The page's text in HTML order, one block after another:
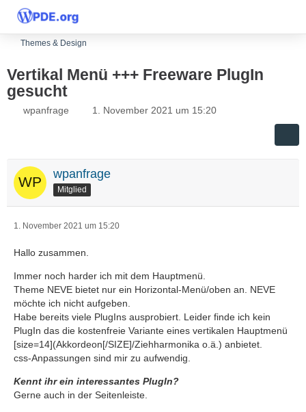
Themes & Design
Vertikal Menü +++ Freeware PlugIn
gesucht
wpanfrage 1. November 2021 um 15:20
wpanfrage
Mitglied
1. November 2021 um 15:20
Hallo zusammen.
Immer noch harder ich mit dem Hauptmenü.
Theme NEVE bietet nur ein Horizontal-Menü/oben an. NEVE
möchte ich nicht aufgeben.
Habe bereits viele PlugIns ausprobiert. Leider finde ich kein
PlugIn das die kostenfreie Variante eines vertikalen Hauptmenü
[size=14](Akkordeon[/SIZE]/Ziehharmonika o.ä.) anbietet.
css-Anpassungen sind mir zu aufwendig.
Kennt ihr ein interessantes PlugIn?
Gerne auch in der Seitenleiste.